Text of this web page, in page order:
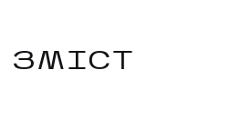
ЗМІСТ